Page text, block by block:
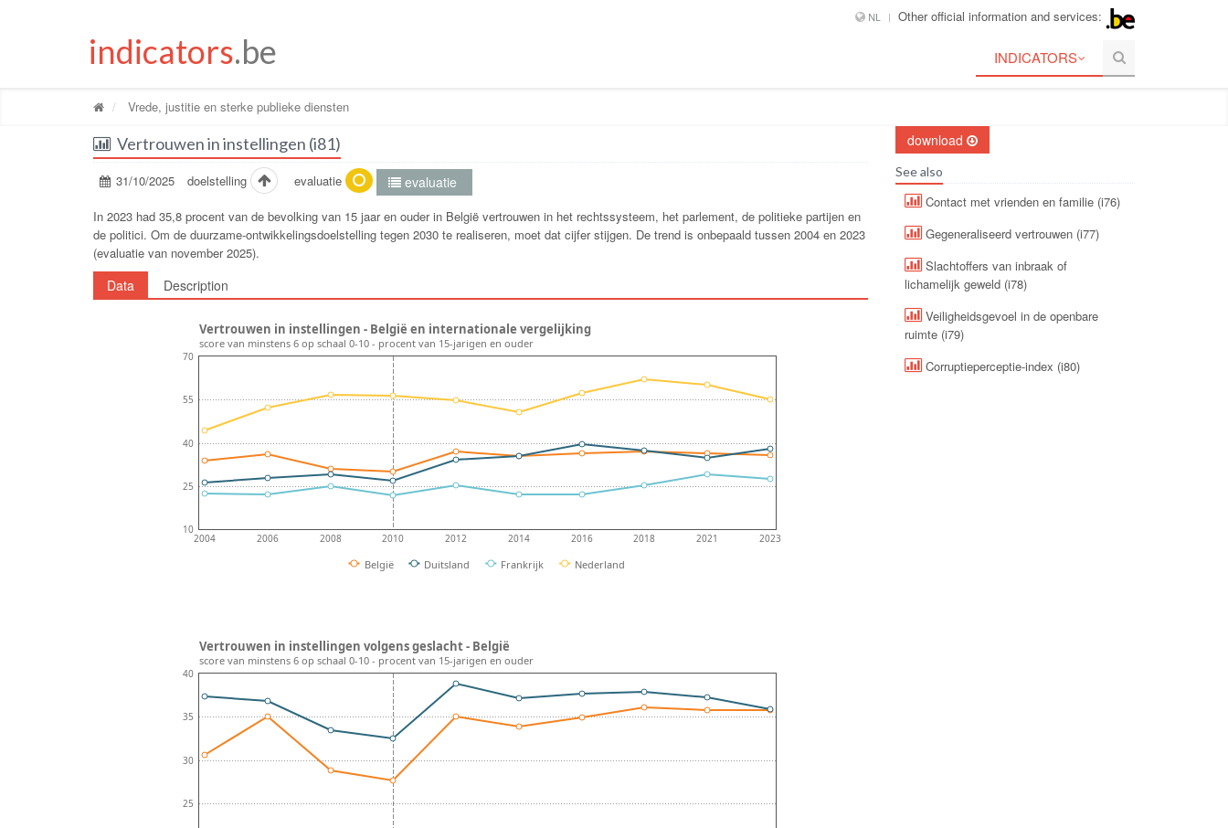
NL Other official information and services:
indicators.be INDICATORS
Vrede, justitie en sterke publieke diensten
Vertrouwen in instellingen (i81)
31/10/2025 doelstelling evaluatie evaluatie
In 2023 had 35,8 procent van de bevolking van 15 jaar en ouder in België vertrouwen in het rechtssysteem, het parlement, de politieke partijen en
de politici. Om de duurzame-ontwikkelingsdoelstelling tegen 2030 te realiseren, moet dat cijfer stijgen. De trend is onbepaald tussen 2004 en 2023
(evaluatie van november 2025).
Data Description
2004 2006 2008 2010 2012 2014 2016 2018 2021 2023
10
25
40
55
70
België Duitsland Frankrijk Nederland
Vertrouwen in instellingen - België en internationale vergelijking
score van minstens 6 op schaal 0-10 - procent van 15-jarigen en ouder
25
30
35
40
Vertrouwen in instellingen volgens geslacht - België
score van minstens 6 op schaal 0-10 - procent van 15-jarigen en ouder
download
See also
Contact met vrienden en familie (i76)
Gegeneraliseerd vertrouwen (i77)
Slachtoffers van inbraak of
lichamelijk geweld (i78)
Veiligheidsgevoel in de openbare
ruimte (i79)
Corruptieperceptie-index (i80)